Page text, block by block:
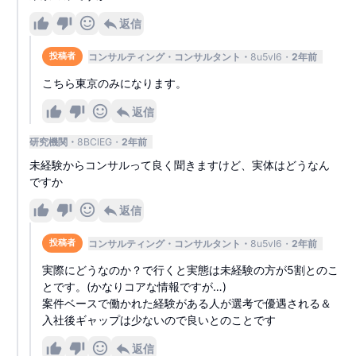
返信
投稿者 コンサルティング コンサルタント 8u5vI6 2年前
こちら東京のみになります。
返信
研究機関 8BClEG 2年前
未経験からコンサルって良く聞きますけど、実体はどうなん
ですか
返信
投稿者 コンサルティング コンサルタント 8u5vI6 2年前
実際にどうなのか？で行くと実態は未経験の方が5割とのこ
とです。(かなりコアな情報ですが…)
案件ベースで働かれた経験がある人が選考で優遇される＆
入社後ギャップは少ないので良いとのことです
返信